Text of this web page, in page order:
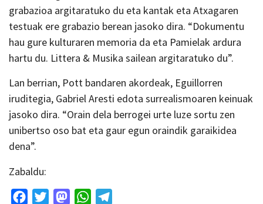
grabazioa argitaratuko du eta kantak eta Atxagaren
testuak ere grabazio berean jasoko dira. “Dokumentu
hau gure kulturaren memoria da eta Pamielak ardura
hartu du. Littera & Musika sailean argitaratuko du”.
Lan berrian, Pott bandaren akordeak, Eguillorren
iruditegia, Gabriel Aresti edota surrealismoaren keinuak
jasoko dira. “Orain dela berrogei urte luze sortu zen
unibertso oso bat eta gaur egun oraindik garaikidea
dena”.
Zabaldu:
FacebookTwitterMastodonWhatsApp